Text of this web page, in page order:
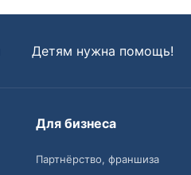
Детям нужна помощь!
Для бизнеса
Партнёрство, франшиза